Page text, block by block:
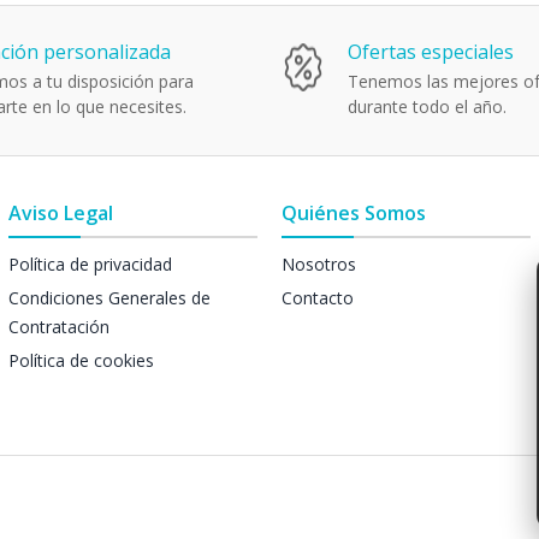
personalizada
a tu disposición para
en lo que necesites.
Ofertas especiales
Tenemos las mejores
durante todo el año.
Aviso Legal
Política de privacidad
Condiciones Generales de
Contratación
Política de cookies
Quiénes Somos
Nosotros
Contacto